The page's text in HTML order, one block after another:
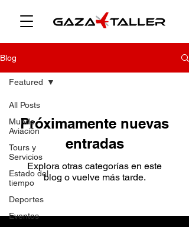
Blog
All Posts
Mundo
Aviación
Tours y
Servicios
Estado del
tiempo
Deportes
Eventos
Featured
Próximamente nuevas
entradas
Explora otras categorías en este
blog o vuelve más tarde.